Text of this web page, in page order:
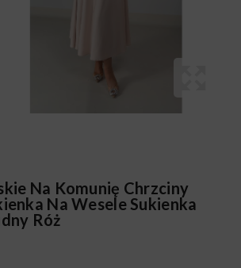
Na Komunię Chrzciny
Na Wesele Sukienka
Róż